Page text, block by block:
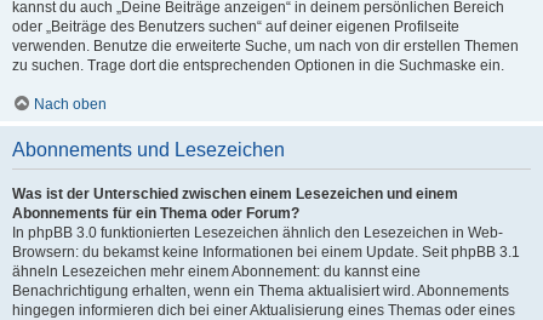
kannst du auch „Deine Beiträge anzeigen“ in deinem persönlichen Bereich
oder „Beiträge des Benutzers suchen“ auf deiner eigenen Profilseite
verwenden. Benutze die erweiterte Suche, um nach von dir erstellen Themen
zu suchen. Trage dort die entsprechenden Optionen in die Suchmaske ein.
Nach oben
Abonnements und Lesezeichen
Was ist der Unterschied zwischen einem Lesezeichen und einem
Abonnements für ein Thema oder Forum?
In phpBB 3.0 funktionierten Lesezeichen ähnlich den Lesezeichen in Web-
Browsern: du bekamst keine Informationen bei einem Update. Seit phpBB 3.1
ähneln Lesezeichen mehr einem Abonnement: du kannst eine
Benachrichtigung erhalten, wenn ein Thema aktualisiert wird. Abonnements
hingegen informieren dich bei einer Aktualisierung eines Themas oder eines